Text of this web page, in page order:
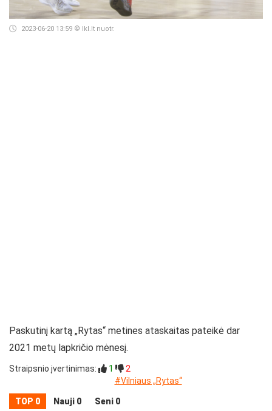
2023-06-20 13:59 © lkl.lt nuotr.
Paskutinį kartą „Rytas“ metines ataskaitas pateikė dar
2021 metų lapkričio mėnesį.
Straipsnio įvertinimas: 1
2
#Vilniaus „Rytas“
TOP 0 Nauji 0 Seni 0